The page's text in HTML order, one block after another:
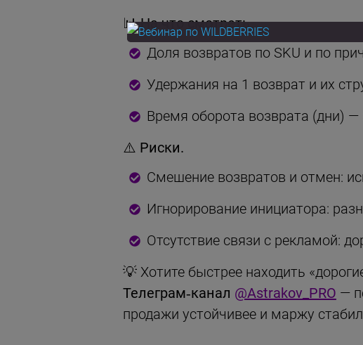
📊На что смотреть.
Доля возвратов по SKU и по
Удержания на 1 возврат и их
Время оборота возврата (дни) —
⚠️ Риски.
Смешение возвратов и отмен:
Игнорирование инициатора:
Отсутствие связи с рекламой:
💡 Хотите быстрее находить
Телеграм‑канал @Astrakov_PRO —
продажи устойчивее и маржу